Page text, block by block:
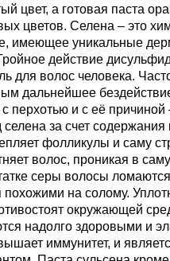
цвет, а готовая паста
цветов. Селена – это
имеющее уникальные
действие
для волос человека.
дальнейшее
с перхотью и с её причиной
за счет содержания
фолликулы и саму
волос, проникая в
серы волосы
похожими на солому.
окружающей
надолго здоровыми и
иммунитет, и